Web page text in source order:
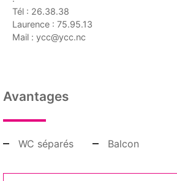
Tél : 26.38.38
Laurence : 75.95.13
Mail : ycc@ycc.nc
Avantages
WC séparés Balcon